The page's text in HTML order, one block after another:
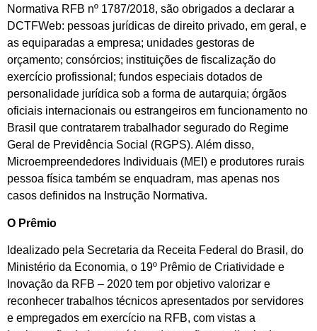
Normativa RFB nº 1787/2018, são obrigados a declarar a
DCTFWeb: pessoas jurídicas de direito privado, em geral, e
as equiparadas a empresa; unidades gestoras de
orçamento; consórcios; instituições de fiscalização do
exercício profissional; fundos especiais dotados de
personalidade jurídica sob a forma de autarquia; órgãos
oficiais internacionais ou estrangeiros em funcionamento no
Brasil que contratarem trabalhador segurado do Regime
Geral de Previdência Social (RGPS). Além disso,
Microempreendedores Individuais (MEI) e produtores rurais
pessoa física também se enquadram, mas apenas nos
casos definidos na Instrução Normativa.
O Prêmio
Idealizado pela Secretaria da Receita Federal do Brasil, do
Ministério da Economia, o 19º Prêmio de Criatividade e
Inovação da RFB – 2020 tem por objetivo valorizar e
reconhecer trabalhos técnicos apresentados por servidores
e empregados em exercício na RFB, com vistas a